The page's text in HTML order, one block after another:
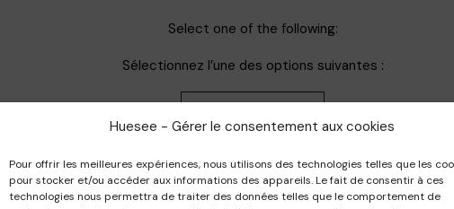
Huesee - Gérer le consentement aux cookies
Pour offrir les meilleures expériences, nous utilisons des technologies telles que les
pour stocker et/ou accéder aux informations des appareils. Le fait de consentir à ces
technologies nous permettra de traiter des données telles que le comportement de
Select one of the following:
Sélectionnez l’une des options suivantes :
Demi-permanent